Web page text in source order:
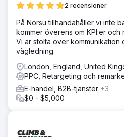
2 recensioner
På Norsu tillhandahåller vi inte
kommer överens om KPI:er och
Vi är stolta över kommunikation
vägledning.
London, England, United
PPC, Retargeting och
E-handel, B2B-tjänster +3
$0 - $5,000